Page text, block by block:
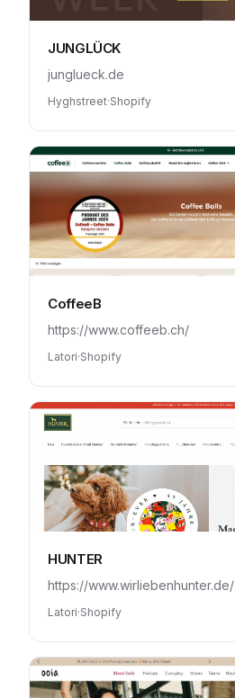
JUNGLÜCK
junglueck.de
Hyghstreet·Shopify
CoffeeB
https://www.coffeeb.ch/
Latori·Shopify
HUNTER
https://www.wirliebenhunter.de/
Latori·Shopify